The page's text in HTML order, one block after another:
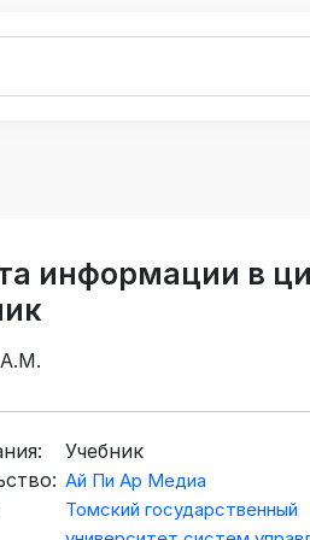
информации в
Учебник
Ай Пи Ар Медиа
Томский государственный